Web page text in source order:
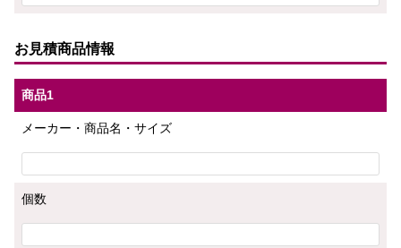
お見積商品情報
商品1
メーカー・商品名・サイズ
個数